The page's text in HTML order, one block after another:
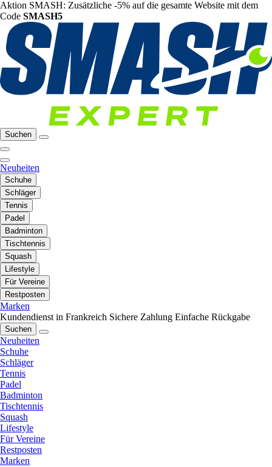
Aktion SMASH: Zusätzliche -5% auf die gesamte Website mit dem
Code SMASH5
Suchen
Neuheiten
Schuhe
Schläger
Tennis
Padel
Badminton
Tischtennis
Squash
Lifestyle
Für Vereine
Restposten
Marken
Kundendienst in Frankreich Sichere Zahlung Einfache Rückgabe
Suchen
Neuheiten
Schuhe
Schläger
Tennis
Padel
Badminton
Tischtennis
Squash
Lifestyle
Für Vereine
Restposten
Marken